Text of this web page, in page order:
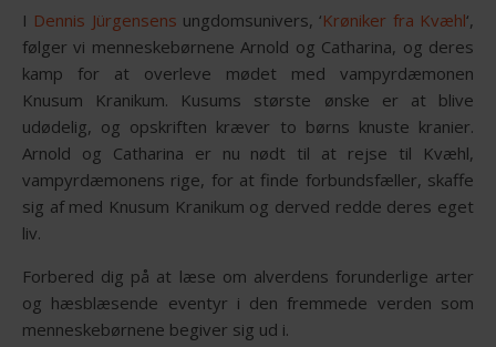
I Dennis Jürgensens ungdomsunivers, ‘Krøniker fra Kvæhl‘,
følger vi menneskebørnene Arnold og Catharina, og deres
kamp for at overleve mødet med vampyrdæmonen
Knusum Kranikum. Kusums største ønske er at blive
udødelig, og opskriften kræver to børns knuste kranier.
Arnold og Catharina er nu nødt til at rejse til Kvæhl,
vampyrdæmonens rige, for at finde forbundsfæller, skaffe
sig af med Knusum Kranikum og derved redde deres eget
liv.
Forbered dig på at læse om alverdens forunderlige arter
og hæsblæsende eventyr i den fremmede verden som
menneskebørnene begiver sig ud i.